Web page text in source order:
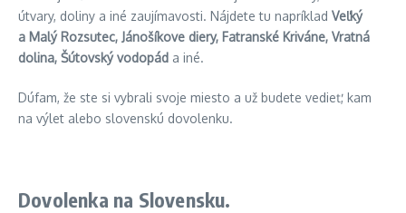
útvary, doliny a iné zaujímavosti. Nájdete tu napríklad Veľký
a Malý Rozsutec, Jánošíkove diery, Fatranské Kriváne, Vratná
dolina, Šútovský vodopád a iné.
Dúfam, že ste si vybrali svoje miesto a už budete vedieť, kam
na výlet alebo slovenskú dovolenku.
Dovolenka na Slovensku.